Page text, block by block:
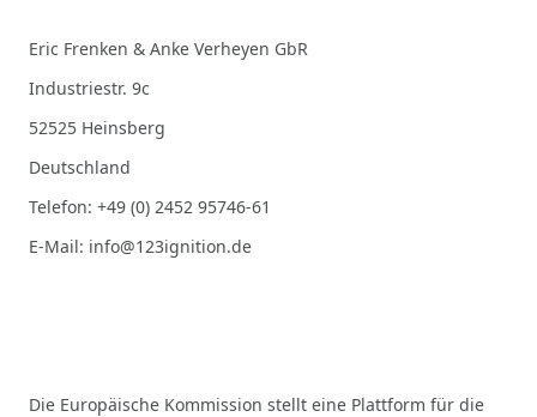
Eric Frenken & Anke Verheyen GbR
Industriestr. 9c
52525 Heinsberg
Deutschland
Telefon: +49 (0) 2452 95746-61
E-Mail: info@123ignition.de
Die Europäische Kommission stellt eine Plattform für die